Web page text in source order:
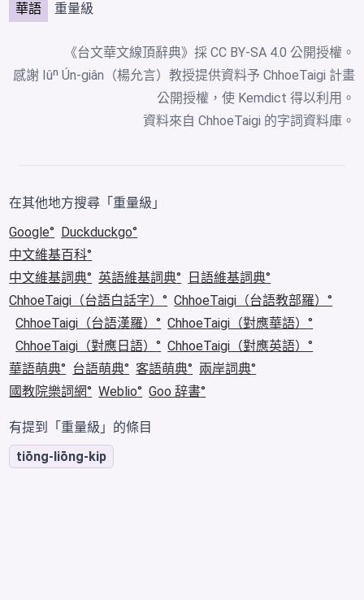
華語 重量級
《台文華文線頂辭典》採 CC BY-SA 4.0 公開授權。
感謝 Iûⁿ Ún-giân（楊允言）教授提供資料予 ChhoeTaigi 計畫
公開授權，使 Kemdict 得以利用。
資料來自 ChhoeTaigi 的字詞資料庫。
在其他地方搜尋「重量級」
Google
Duckduckgo
中文維基百科
中文維基詞典
英語維基詞典
日語維基詞典
ChhoeTaigi（台語白話字）
ChhoeTaigi（台語教部羅）
ChhoeTaigi（台語漢羅）
ChhoeTaigi（對應華語）
ChhoeTaigi（對應日語）
ChhoeTaigi（對應英語）
華語萌典
台語萌典 客語萌典
兩岸詞典
國教院樂詞網
Weblio Goo 辞書
有提到「重量級」的條目
tiōng-liōng-kip